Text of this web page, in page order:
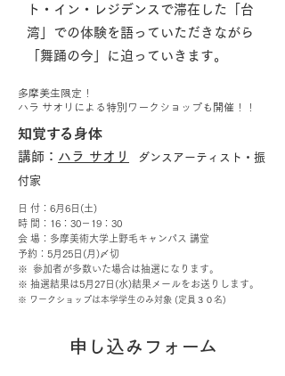
ト・イン・レジデンスで滞在した「台
湾」での体験を語っていただきながら
「舞踊の今」に迫っていきます。
多摩美生限定！
ハラ サオリによる特別ワークショップも開催！！​
知覚する身体
講師： ハラ サオリ
ダンスアーティスト・振
付家
日 付：6月6日(土)
時 間：16：30－19：30
会 場：多摩美術大学上野毛キャンパス 講堂
予約：5月25日(月)〆切
※ 参加者が多数いた場合は抽選になります。
※ 抽選結果は5月27日(水)結果メールをお送りします。
※ ワークショップは本学学生のみ対象 (定員３０名)
申し込みフォーム